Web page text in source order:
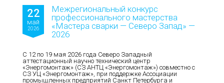
22
май
2026
Межрегиональный конкурс
профессионального мастерства
«Мастера сварки — Северо Запад» —
2026
С 12 по 19 мая 2026 года Северо Западный
аттестационный научно технический центр
«Энергомонтаж» (СЗ АНТЦ «Энергомонтаж») совместно с
СЗ УЦ «Энергомонтаж», при поддержке Ассоциации
промышленных предприятий Санкт Петербурга и